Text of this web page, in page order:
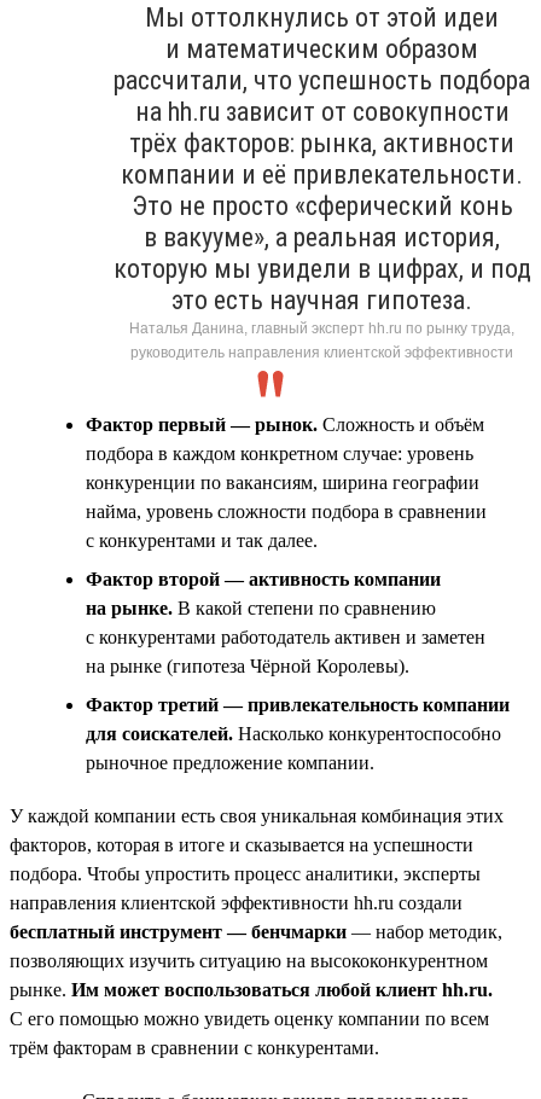
Мы оттолкнулись от этой идеи
и математическим образом
рассчитали, что успешность подбора
на hh.ru зависит от совокупности
трёх факторов: рынка, активности
компании и её привлекательности.
Это не просто «сферический конь
в вакууме», а реальная история,
которую мы увидели в цифрах, и под
это есть научная гипотеза.
Наталья Данина, главный эксперт hh.ru по рынку труда,
руководитель направления клиентской эффективности
Фактор первый — рынок. Сложность и объём
подбора в каждом конкретном случае: уровень
конкуренции по вакансиям, ширина географии
найма, уровень сложности подбора в сравнении
с конкурентами и так далее.
Фактор второй — активность компании
на рынке. В какой степени по сравнению
с конкурентами работодатель активен и заметен
на рынке (гипотеза Чёрной Королевы).
Фактор третий — привлекательность компании
для соискателей. Насколько конкурентоспособно
рыночное предложение компании.
У каждой компании есть своя уникальная комбинация этих
факторов, которая в итоге и сказывается на успешности
подбора. Чтобы упростить процесс аналитики, эксперты
направления клиентской эффективности hh.ru создали
бесплатный инструмент — бенчмарки — набор методик,
позволяющих изучить ситуацию на высококонкурентном
рынке. Им может воспользоваться любой клиент hh.ru.
С его помощью можно увидеть оценку компании по всем
трём факторам в сравнении с конкурентами.